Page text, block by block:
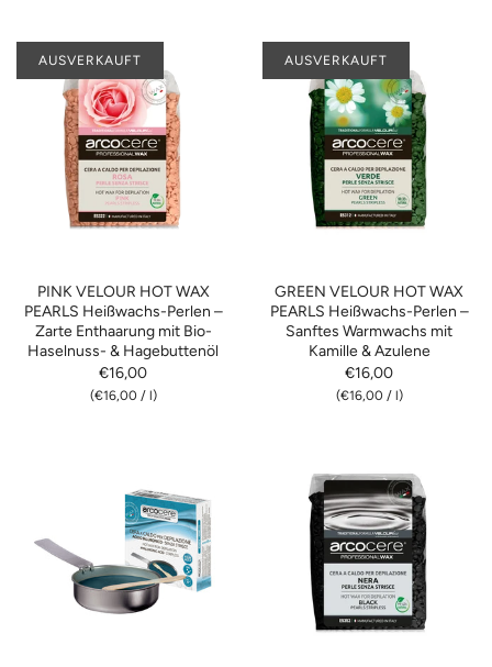
PINK VELOUR HOT WAX
PEARLS Heißwachs-Perlen –
Zarte Enthaarung mit Bio-
Haselnuss- & Hagebuttenöl
€16,00
(€16,00 / l)
AUSVERKAUFT
GREEN VELOUR HOT WAX
PEARLS Heißwachs-Perlen –
Sanftes Warmwachs mit
Kamille & Azulene
€16,00
(€16,00 / l)
AUSVERKAUFT